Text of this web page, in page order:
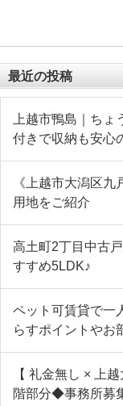
最近の投稿
上越市鴨島｜ち
付きで収納も安心
《上越市大潟区
用地をご紹介
高土町2丁目中古
すすめ5LDK♪
ペット可賃貸で一
らすポイントやお
【 礼金無し × 上
階部分◆事務所募